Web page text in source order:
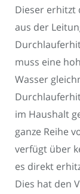
Dieser erhitzt
aus der
muss eine
Wasser
im Haushalt
ganze Reihe
verfügt über
es direkt
Dies hat den